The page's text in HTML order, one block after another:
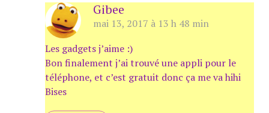
Gibee
mai 13, 2017 à 13 h 48 min
Les gadgets j’aime :)
Bon finalement j’ai trouvé une appli pour le
téléphone, et c’est gratuit donc ça me va hihi
Bises